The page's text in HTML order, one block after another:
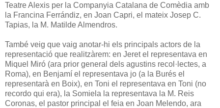
Teatre Alexis per la Companyia Catalana de Comèdia amb
la Francina Ferrándiz, en Joan Capri, el mateix Josep C.
Tapias, la M. Matilde Almendros.
També veig que vaig anotar-hi els principals actors de la
representació que realitzàrem: en Jeret el representava en
Miquel Miró (ara prior general dels agustins recol·lectes, a
Roma), en Benjamí el representava jo (a la Burés el
representarà en Boix), en Toni el representava en Toni (no
recordo qui era), la Somiela la representava la M. Reis
Coronas, el pastor principal el feia en Joan Melendo, ara